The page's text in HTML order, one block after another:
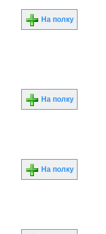
На полку
На полку
На полку